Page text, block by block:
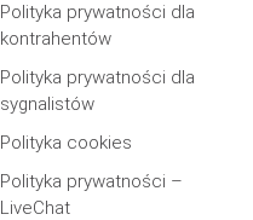
Polityka prywatności dla
kontrahentów
Polityka prywatności dla
sygnalistów
Polityka cookies
Polityka prywatności –
LiveChat